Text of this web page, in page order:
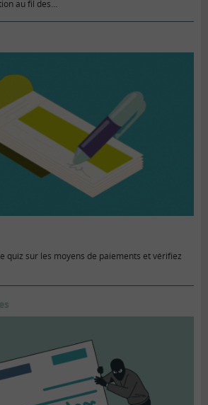
au fil des…
quiz sur les moyens de paiements et vérifiez